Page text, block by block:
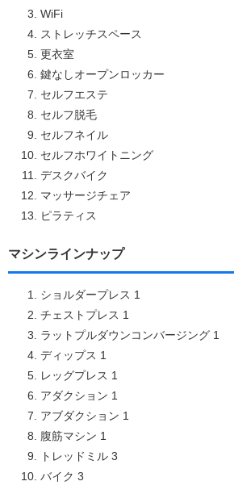
WiFi
ストレッチスペース
更衣室
鍵なしオープンロッカー
セルフエステ
セルフ脱毛
セルフネイル
セルフホワイトニング
デスクバイク
マッサージチェア
ピラティス
マシンラインナップ
ショルダープレス 1
チェストプレス 1
ラットプルダウンコンバージング 1
ディップス 1
レッグプレス 1
アダクション 1
アブダクション 1
腹筋マシン 1
トレッドミル 3
バイク 3